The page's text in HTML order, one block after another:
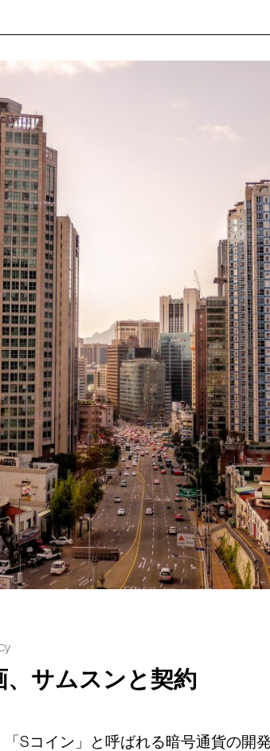
、サムスンと契約
Sコイン」と呼ばれる暗号通貨の開